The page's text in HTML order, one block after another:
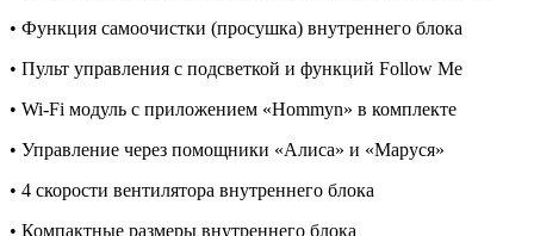
• Функция самоочистки (просушка) внутреннего блока
• Пульт управления с подсветкой и функций Follow Me
• Wi-Fi модуль с приложением «Hommyn» в комплекте
• Управление через помощники «Алиса» и «Маруся»
• 4 скорости вентилятора внутреннего блока
• Компактные размеры внутреннего блока